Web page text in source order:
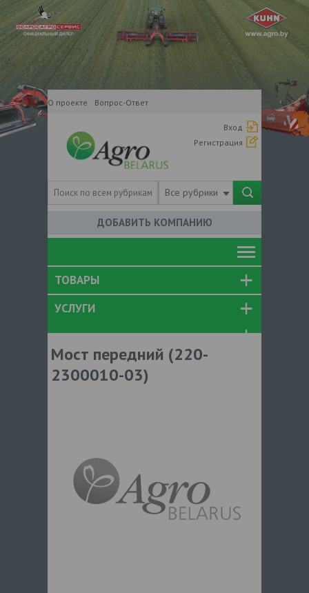
О проекте Вопрос-Ответ
Вход
Регистрация
Все рубрики
ДОБАВИТЬ КОМПАНИЮ
ТОВАРЫ
УСЛУГИ
Мост передний (220-
2300010-03)